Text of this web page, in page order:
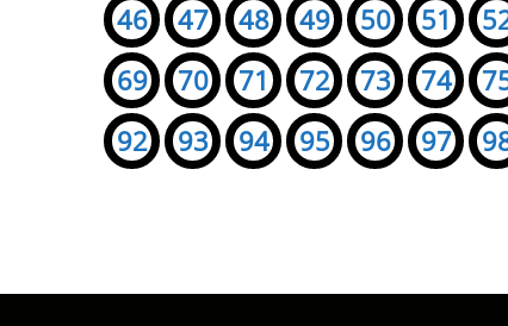
46
47 48 49 50 51
69
70 71 72 73 74
92
93 94 95 96 97